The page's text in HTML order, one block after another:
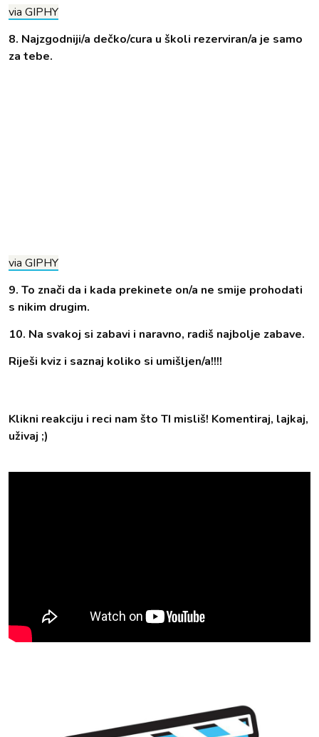
via GIPHY
8. Najzgodniji/a dečko/cura u školi rezerviran/a je samo
za tebe.
via GIPHY
9. To znači da i kada prekinete on/a ne smije prohodati
s nikim drugim.
10. Na svakoj si zabavi i naravno, radiš najbolje zabave.
Riješi kviz i saznaj koliko si umišljen/a!!!!
Klikni reakciju i reci nam što TI misliš! Komentiraj, lajkaj,
uživaj ;)